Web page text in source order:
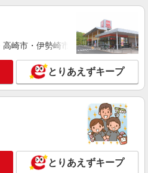
日払いでお給料即GETのデイサ
円〜2062円 ＜日払い有/週払い有/交
市 その他多数
詳細を見る
定派遣
メディカルケア事業部/郡山オフィ
格OKの介護スタッフ
崎市・伊勢崎市・太田市・館林市
とりあえずキープ
とりあえずキープ